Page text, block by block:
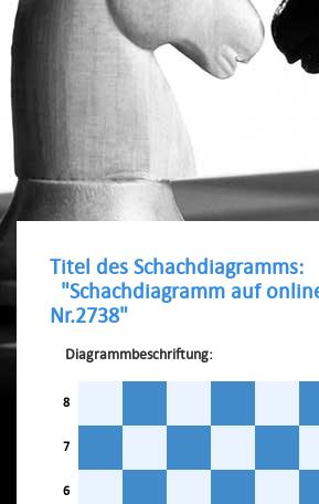
Titel des Schachdiagramms:
"Schachdiagramm auf
Nr.2738"
Diagrammbeschriftung:
8
7
6